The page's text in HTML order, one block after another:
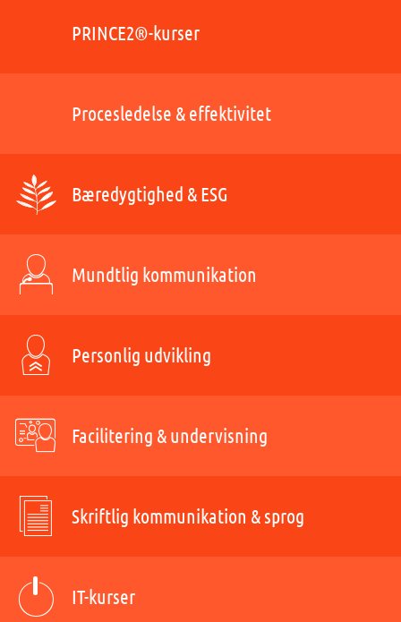
PRINCE2®-kurser
Procesledelse & effektivitet
Bæredygtighed & ESG
Mundtlig kommunikation
Personlig udvikling
Facilitering & undervisning
Skriftlig kommunikation & sprog
IT-kurser